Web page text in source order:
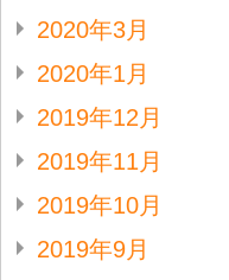
2020年3月
2020年1月
2019年12月
2019年11月
2019年10月
2019年9月